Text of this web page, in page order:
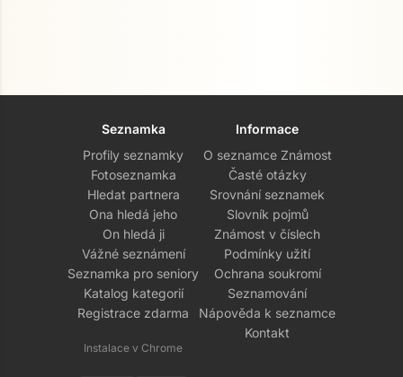
Seznamka
Profily seznamky
Fotoseznamka
Hledat partnera
Ona hledá jeho
On hledá ji
Vážné seznámení
Seznamka pro seniory
Katalog kategorií
Registrace zdarma
Instalace v Chrome
Informace
O seznamce Známost
Časté otázky
Srovnání seznamek
Slovník pojmů
Známost v číslech
Podmínky užití
Ochrana soukromí
Seznamování
Nápověda k seznamce
Kontakt